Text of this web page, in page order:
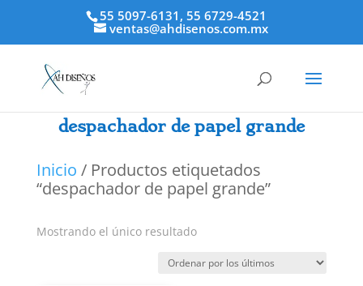
55 5097-6131, 55 6729-4521
ventas@ahdisenos.com.mx
despachador de papel grande
Inicio / Productos etiquetados
“despachador de papel grande”
Mostrando el único resultado